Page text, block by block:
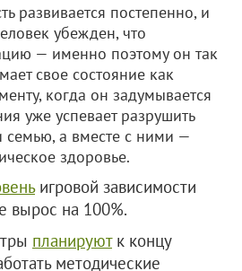
развивается постепенно, и
убежден, что
— именно поэтому он так
свое состояние как
когда он задумывается
уже успевает разрушить
семью, а вместе с ними —
здоровье.
игровой зависимости
вырос на 100%.
планируютк концу
методические